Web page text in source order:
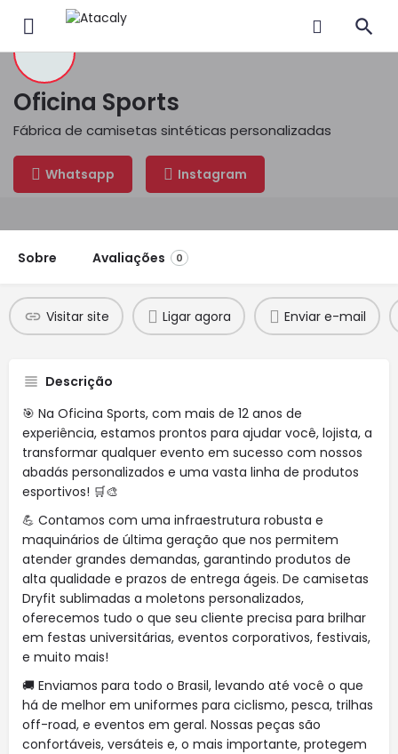
Oficina Sports
Fábrica de camisetas sintéticas personalizadas
Whatsapp Instagram
Sobre Avaliações 0
Visitar site Ligar agora Enviar e-mail
Descrição
🎯 Na Oficina Sports, com mais de 12 anos de
experiência, estamos prontos para ajudar você, lojista, a
transformar qualquer evento em sucesso com nossos
abadás personalizados e uma vasta linha de produtos
esportivos! 🛒🎨
💪 Contamos com uma infraestrutura robusta e
maquinários de última geração que nos permitem
atender grandes demandas, garantindo produtos de
alta qualidade e prazos de entrega ágeis. De camisetas
Dryfit sublimadas a moletons personalizados,
oferecemos tudo o que seu cliente precisa para brilhar
em festas universitárias, eventos corporativos, festivais,
e muito mais!
🚚 Enviamos para todo o Brasil, levando até você o que
há de melhor em uniformes para ciclismo, pesca, trilhas
off-road, e eventos em geral. Nossas peças são
confortáveis, versáteis e, o mais importante, protegem